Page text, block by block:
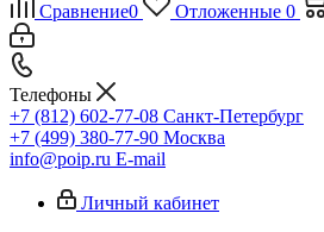
Сравнение0 Отложенные 0
Телефоны
+7 (812) 602-77-08 Санкт-Петербург
+7 (499) 380-77-90 Москва
info@poip.ru E-mail
Личный кабинет